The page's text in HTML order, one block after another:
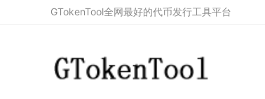
GTokenTool全网最好的代币发行工具平台